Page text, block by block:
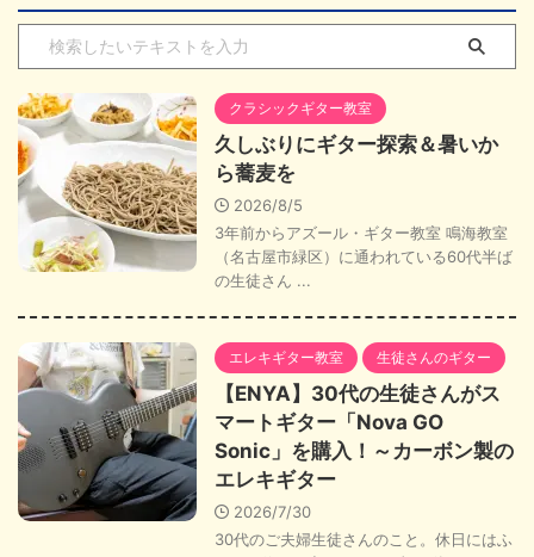
クラシックギター教室
久しぶりにギター探索＆暑いか
ら蕎麦を
2026/8/5
3年前からアズール・ギター教室 鳴海教室
（名古屋市緑区）に通われている60代半ば
の生徒さん ...
エレキギター教室 生徒さんのギター
【ENYA】30代の生徒さんがス
マートギター「Nova GO
Sonic」を購入！～カーボン製の
エレキギター
2026/7/30
30代のご夫婦生徒さんのこと。休日にはふ